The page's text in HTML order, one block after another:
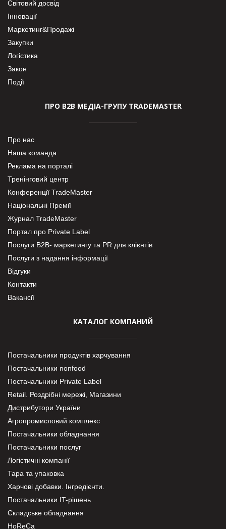
Світовий досвід
Інновації
Маркетинг&Продажі
Закупки
Логістика
Закон
Події
ПРО В2В МЕДІА-ГРУПУ TRADEMASTER
Про нас
Наша команда
Реклама на порталі
Тренінговий центр
Конференції TradeMaster
Національні Премії
Журнал TradeMaster
Портал про Private Label
Послуги В2В- маркетингу та PR для клієнтів
Послуги з надання інформації
Відгуки
Контакти
Вакансії
КАТАЛОГ КОМПАНИЙ
Постачальники продуктів харчування
Постачальники nonfood
Постачальники Private Label
Retail. Роздрібні мережі, Магазини
Дистрибутори України
Агропромисловий комплекс
Постачальники обладнання
Постачальники послуг
Логістичні компанії
Тара та упаковка
Харчові добавки. Інгредієнти.
Постачальники IT-рішень
Складське обладнання
HoReCa